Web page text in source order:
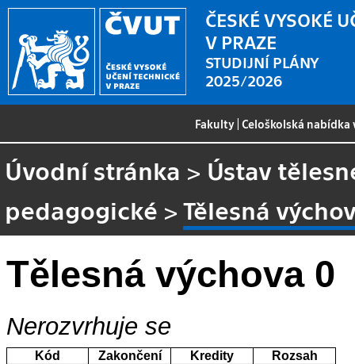
ČESKÉ VYSOKÉ
V PRAZE
STUDIJNÍ PLÁNY
2025/2026
Fakulty |Celoškolská
Úvodní stránka > Ústav
pedagogické >Tělesná
Tělesná výchova 0
Nerozvrhuje se
Kód Zakončení Kredity
Rozsah